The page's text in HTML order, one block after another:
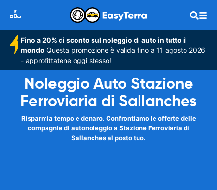
Fino a 20% di sconto sul noleggio di auto in tutto il
mondo Questa promozione è valida fino a 11 agosto 2026
- approfittatene oggi stesso!
Noleggio Auto Stazione
Ferroviaria di Sallanches
Risparmia tempo e denaro. Confrontiamo le offerte delle
compagnie di autonoleggio a Stazione Ferroviaria di
Sallanches al posto tuo.